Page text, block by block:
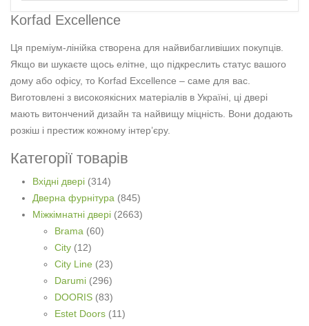
Korfad Excellence
Ця преміум-лінійка створена для найвибагливіших покупців.
Якщо ви шукаєте щось елітне, що підкреслить статус вашого
дому або офісу, то Korfad Excellence – саме для вас.
Виготовлені з високоякісних матеріалів в Україні, ці двері
мають витончений дизайн та найвищу міцність. Вони додають
розкіш і престиж кожному інтер’єру.
Категорії товарів
Вхідні двері (314)
Дверна фурнітура (845)
Міжкімнатні двері (2663)
Brama (60)
City (12)
City Line (23)
Darumi (296)
DOORIS (83)
Estet Doors (11)